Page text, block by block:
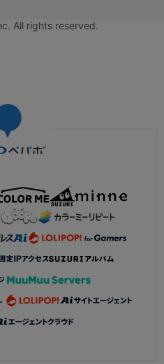
All rights reserved.